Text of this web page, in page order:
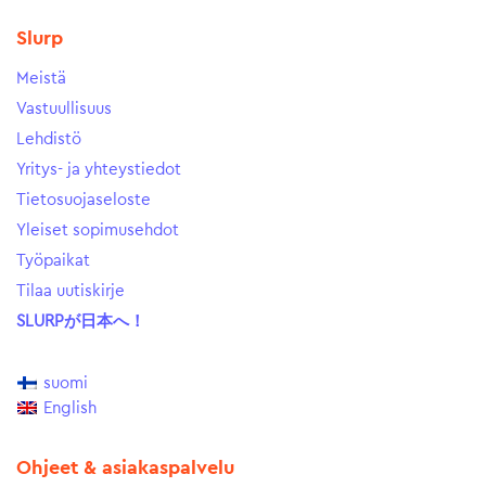
Slurp
Meistä
Vastuullisuus
Lehdistö
Yritys- ja yhteystiedot
Tietosuojaseloste
Yleiset sopimusehdot
Työpaikat
Tilaa uutiskirje
SLURPが日本へ！
suomi
English
Ohjeet & asiakaspalvelu